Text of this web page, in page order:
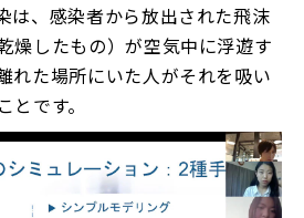
は、感染者から放出された飛沫
燥したもの）が空気中に浮遊す
れた場所にいた人がそれを吸い
です。